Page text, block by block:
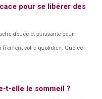
pour se libérer des
douce et puissante pour
votre quotidien. Que ce
t-elle le sommeil ?